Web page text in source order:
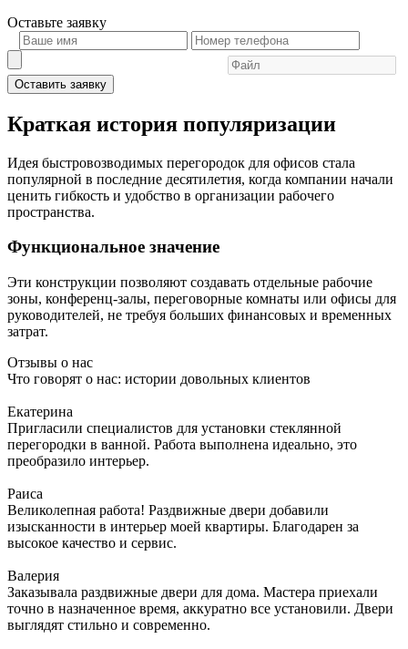
Оставьте заявку
Оставить заявку
Краткая история популяризации
Идея быстровозводимых перегородок для офисов стала
популярной в последние десятилетия, когда компании начали
ценить гибкость и удобство в организации рабочего
пространства.
Функциональное значение
Эти конструкции позволяют создавать отдельные рабочие
зоны, конференц-залы, переговорные комнаты или офисы для
руководителей, не требуя больших финансовых и временных
затрат.
Отзывы о нас
Что говорят о нас: истории довольных клиентов
Екатерина
Пригласили специалистов для установки стеклянной
перегородки в ванной. Работа выполнена идеально, это
преобразило интерьер.
Раиса
Великолепная работа! Раздвижные двери добавили
изысканности в интерьер моей квартиры. Благодарен за
высокое качество и сервис.
Валерия
Заказывала раздвижные двери для дома. Мастера приехали
точно в назначенное время, аккуратно все установили. Двери
выглядят стильно и современно.